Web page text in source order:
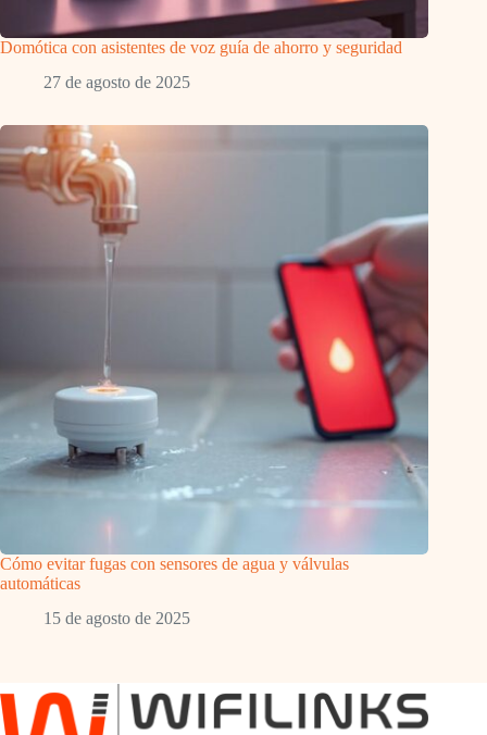
Domótica con asistentes de voz guía de ahorro y seguridad
27 de agosto de 2025
Cómo evitar fugas con sensores de agua y válvulas
automáticas
15 de agosto de 2025